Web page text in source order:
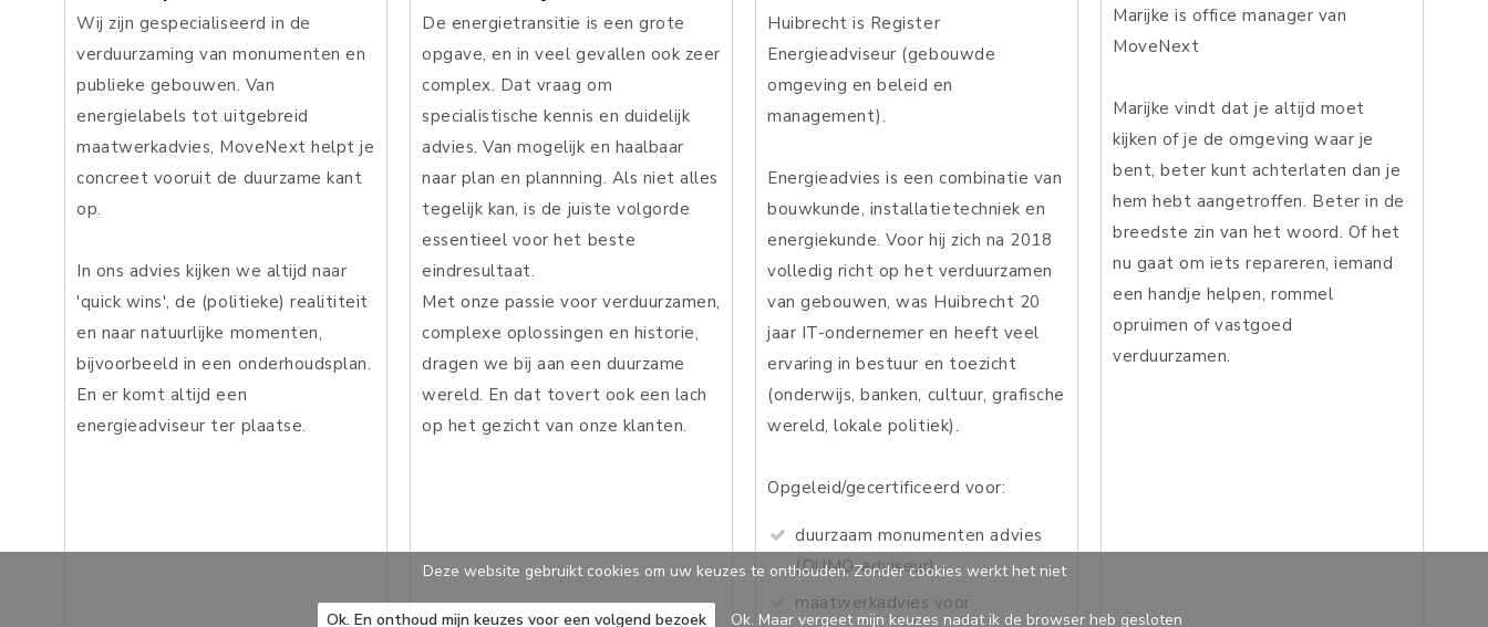
Wij zijn gespecialiseerd in de
verduurzaming van monumenten en
publieke gebouwen. Van
energielabels tot uitgebreid
maatwerkadvies, MoveNext helpt je
concreet vooruit de duurzame kant
op.
In ons advies kijken we altijd naar
'quick wins', de (politieke) realititeit
en naar natuurlijke momenten,
bijvoorbeeld in een onderhoudsplan.
En er komt altijd een
energieadviseur ter plaatse.
De energietransitie is een grote
opgave, en in veel gevallen ook zeer
complex. Dat vraag om
specialistische kennis en duidelijk
advies. Van mogelijk en haalbaar
naar plan en plannning. Als niet alles
tegelijk kan, is de juiste volgorde
essentieel voor het beste
eindresultaat.
Met onze passie voor verduurzamen,
complexe oplossingen en historie,
dragen we bij aan een duurzame
wereld. En dat tovert ook een lach
op het gezicht van onze klanten.
Huibrecht is Register
Energieadviseur (gebouwde
omgeving en beleid en
management).
Energieadvies is een combinatie van
bouwkunde, installatietechniek en
energiekunde. Voor hij zich na 2018
volledig richt op het verduurzamen
van gebouwen, was Huibrecht 20
jaar IT-ondernemer en heeft veel
ervaring in bestuur en toezicht
(onderwijs, banken, cultuur, grafische
wereld, lokale politiek).
Opgeleid/gecertificeerd voor:
duurzaam monumenten advies
(DUMO-adviseur)
maatwerkadvies voor
Marijke is office manager van
MoveNext
Marijke vindt dat je altijd moet
kijken of je de omgeving waar je
bent, beter kunt achterlaten dan je
hem hebt aangetroffen. Beter in de
breedste zin van het woord. Of het
nu gaat om iets repareren, iemand
een handje helpen, rommel
opruimen of vastgoed
verduurzamen.
Deze website gebruikt cookies om uw keuzes te onthouden. Zonder cookies werkt het niet
Ok. En onthoud mijn keuzes voor een volgend bezoek Ok. Maar vergeet mijn keuzes nadat ik de browser heb gesloten